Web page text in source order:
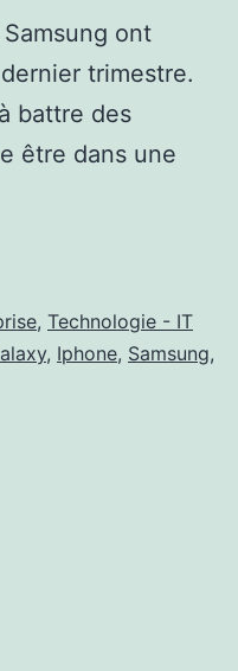
ont
trimestre.
battre des
être dans une
, Technologie - IT
, Iphone, Samsung,